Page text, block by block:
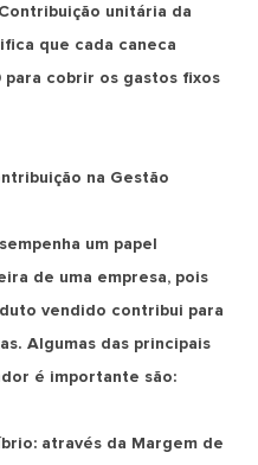
unitária da
que cada caneca
cobrir os gastos fixos
na Gestão
um papel
de uma empresa, pois
vendido contribui para
Algumas das principais
é importante são:
através da Margem de